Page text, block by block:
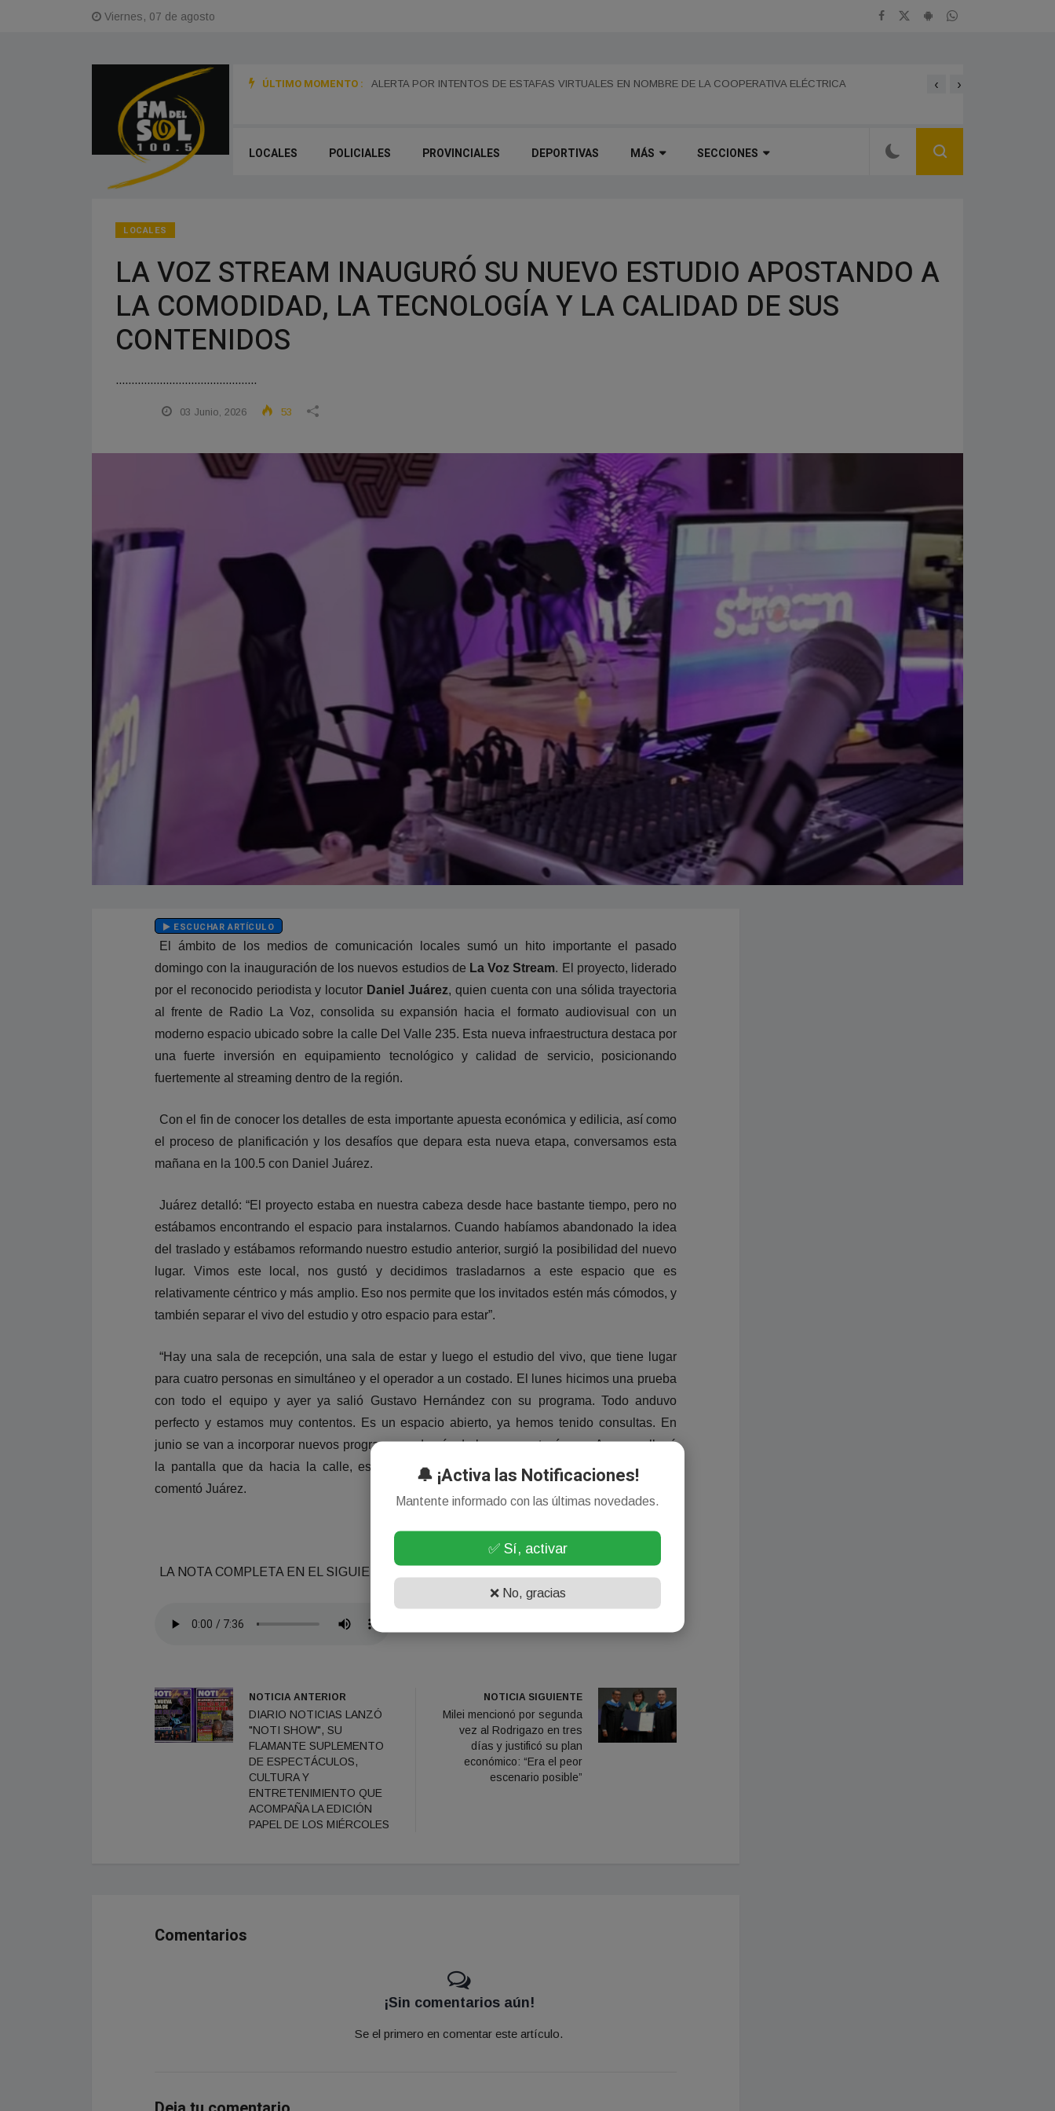
Viernes, 07 de agosto
ÚLTIMO MOMENTO : MONES CAZÓN CELEBRA ESTE DOMINGO SUS 115 AÑOS CON UNA GRAN JORNADA FERIAL Y CULTURAL EN EL
BOMBEROS DE
‹ ›
LOCALES POLICIALES PROVINCIALES DEPORTIVAS MÁS SECCIONES
LOCALES
LA VOZ STREAM INAUGURÓ SU NUEVO ESTUDIO APOSTANDO A
LA COMODIDAD, LA TECNOLOGÍA Y LA CALIDAD DE SUS
CONTENIDOS
.............................................
03 Junio, 2026 53
ESCUCHAR ARTÍCULO
El ámbito de los medios de comunicación locales sumó un hito importante el pasado
domingo con la inauguración de los nuevos estudios de La Voz Stream. El proyecto, liderado
por el reconocido periodista y locutor Daniel Juárez, quien cuenta con una sólida trayectoria
al frente de Radio La Voz, consolida su expansión hacia el formato audiovisual con un
moderno espacio ubicado sobre la calle Del Valle 235. Esta nueva infraestructura destaca por
una fuerte inversión en equipamiento tecnológico y calidad de servicio, posicionando
fuertemente al streaming dentro de la región.
Con el fin de conocer los detalles de esta importante apuesta económica y edilicia, así como
el proceso de planificación y los desafíos que depara esta nueva etapa, conversamos esta
mañana en la 100.5 con Daniel Juárez.
Juárez detalló: “El proyecto estaba en nuestra cabeza desde hace bastante tiempo, pero no
estábamos encontrando el espacio para instalarnos. Cuando habíamos abandonado la idea
del traslado y estábamos reformando nuestro estudio anterior, surgió la posibilidad del nuevo
lugar. Vimos este local, nos gustó y decidimos trasladarnos a este espacio que es
relativamente céntrico y más amplio. Eso nos permite que los invitados estén más cómodos, y
también separar el vivo del estudio y otro espacio para estar”.
“Hay una sala de recepción, una sala de estar y luego el estudio del vivo, que tiene lugar
para cuatro personas en simultáneo y el operador a un costado. El lunes hicimos una prueba
con todo el equipo y ayer ya salió Gustavo Hernández con su programa. Todo anduvo
perfecto y estamos muy contentos. Es un espacio abierto, ya hemos tenido consultas. En
junio se van a incorporar nuevos programas, además de los que ya teníamos. Ayer nos llegó
la pantalla que da hacia la calle, está colocada y en estos días se pondrá en marcha”,
comentó Juárez.
LA NOTA COMPLETA EN EL SIGUIENTE AUDIO…
NOTICIA ANTERIOR
DIARIO NOTICIAS LANZÓ
"NOTI SHOW", SU
FLAMANTE SUPLEMENTO
DE ESPECTÁCULOS,
CULTURA Y
ENTRETENIMIENTO QUE
ACOMPAÑA LA EDICIÓN
PAPEL DE LOS MIÉRCOLES
NOTICIA SIGUIENTE
Milei mencionó por segunda
vez al Rodrigazo en tres
días y justificó su plan
económico: “Era el peor
escenario posible”
Comentarios
¡Sin comentarios aún!
Se el primero en comentar este artículo.
🔔 ¡Activa las Notificaciones!
Mantente informado con las últimas novedades.
✅ Sí, activar
❌ No, gracias